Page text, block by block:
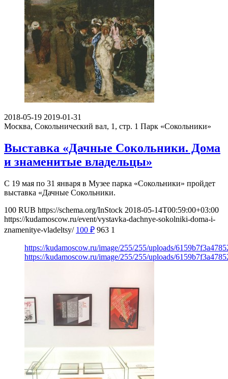
2018-05-19 2019-01-31
Москва, Сокольнический вал, 1, стр. 1 Парк «Сокольники»
Выставка «Дачные Сокольники. Дома
и знаменитые владельцы»
С 19 мая по 31 января в Музее парка «Сокольники» пройдет
выставка «Дачные Сокольники.
100 RUB https://schema.org/InStock 2018-05-14T00:59:00+03:00
https://kudamoscow.ru/event/vystavka-dachnye-sokolniki-doma-i-
znamenitye-vladeltsy/ 100 ₽ 963 1
https://kudamoscow.ru/image/255/255/uploads/
https://kudamoscow.ru/image/255/255/uploads/